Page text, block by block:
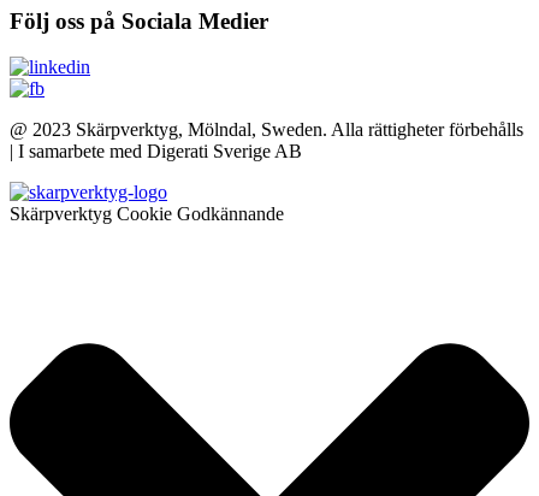
Följ oss på Sociala Medier
@ 2023 Skärpverktyg, Mölndal, Sweden. Alla rättigheter förbehålls
| I samarbete med Digerati Sverige AB
Skärpverktyg Cookie Godkännande